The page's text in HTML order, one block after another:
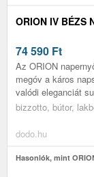
ORION IV BÉZS
74 590 Ft
Az ORION
megóv a káros
valódi eleganciát
bizzotto, bútor,
dodo.hu
Hasonlók, mint